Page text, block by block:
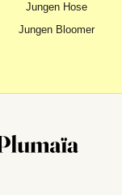
Jungen Hose
Jungen Bloomer